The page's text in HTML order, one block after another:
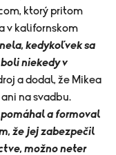
ktorý pritom
v kalifornskom
kedykoľvek sa
niekedy v
a dodal, že Mikea
na svadbu.
a formoval
že jej zabezpečil
možno neter